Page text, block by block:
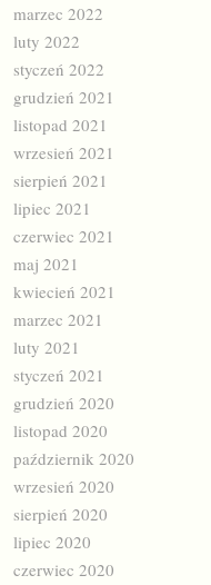
marzec 2022
luty 2022
styczeń 2022
grudzień 2021
listopad 2021
wrzesień 2021
sierpień 2021
lipiec 2021
czerwiec 2021
maj 2021
kwiecień 2021
marzec 2021
luty 2021
styczeń 2021
grudzień 2020
listopad 2020
październik 2020
wrzesień 2020
sierpień 2020
lipiec 2020
czerwiec 2020